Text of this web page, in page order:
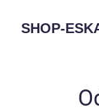
SHOP-